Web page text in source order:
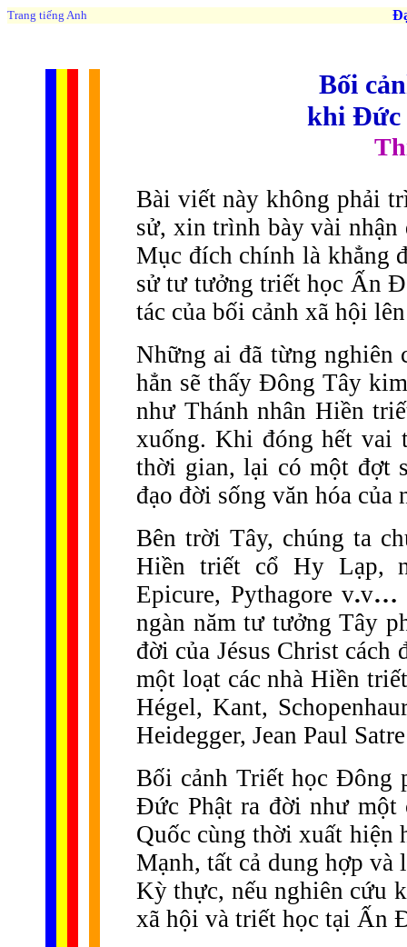
Trang tiếng Anh
Bối
khi Đức
Bài viết này không phải
sử, xin trình bày vài
Mục đích chính là khẳng
sử tư tưởng triết học Ấn
tác của bối cảnh xã hội
Những ai đã từng
hẳn sẽ thấy Đông Tây
như Thánh nhân Hiền
xuống. Khi đóng hết vai
thời gian, lại có một đợt
đạo đời sống văn hóa của
Bên trời Tây, chúng ta
Hiền triết cổ Hy Lạp,
Epicure, Pythagore v.v
ngàn năm tư tưởng Tây
đời của Jésus Christ
một loạt các nhà Hiền
Hégel, Kant,
Heidegger, Jean Paul
Bối cảnh Triết học Đông
Đức Phật ra đời như một
Quốc cùng thời xuất hiện
Mạnh, tất cả dung hợp và
Kỳ thực, nếu nghiên cứu
xã hội và triết học tại Ấn